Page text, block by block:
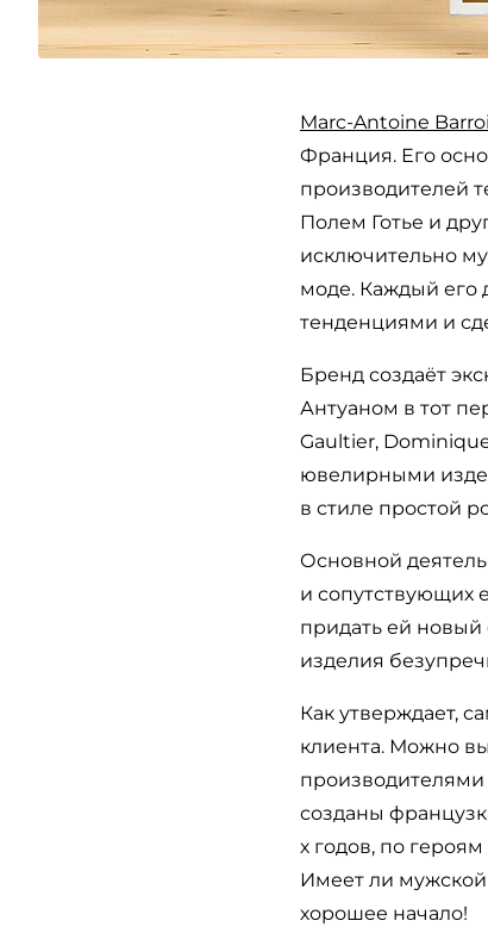
Marc-Antoine
Франция. Его
производителей
Полем Готье и
исключительно
моде. Каждый его
тенденциями и
Бренд создаёт
Антуаном в тот
Gaultier,
ювелирными
в стиле простой
Основной
и сопутствующих
придать ей
изделия
Как утверждает,
клиента. Можно
созданы
х годов, по
Имеет ли
хорошее начало!